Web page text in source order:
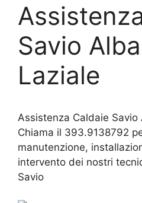
Savio
Laziale
Assistenza Caldaie Savio
Chiama il 393.9138792
manutenzione,
intervento dei nostri
Savio